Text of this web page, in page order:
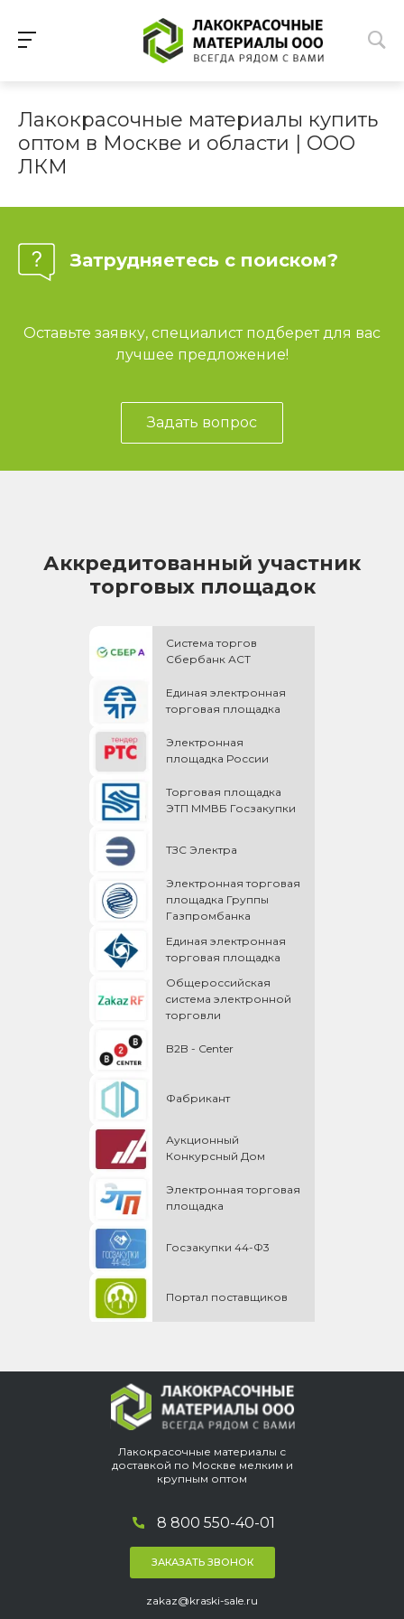
Лакокрасочные материалы купить
оптом в Москве и области | ООО
ЛКМ
Затрудняетесь с поиском?
Оставьте заявку, специалист подберет для вас
лучшее предложение!
Задать вопрос
Аккредитованный участник
торговых площадок
Система торгов
Сбербанк АСТ
Единая электронная
торговая площадка
Электронная
площадка России
Торговая площадка
ЭТП ММВБ Госзакупки
ТЗС Электра
Электронная торговая
площадка Группы
Газпромбанка
Единая электронная
торговая площадка
Общероссийская
cистема электронной
торговли
B2B - Center
Фабрикант
Аукционный
Конкурсный Дом
Электронная торговая
площадка
Госзакупки 44-Ф3
Портал поставщиков
Лакокрасочные материалы с
доставкой по Москве мелким и
крупным оптом
8 800 550-40-01
ЗАКАЗАТЬ ЗВОНОК
zakaz@kraski-sale.ru